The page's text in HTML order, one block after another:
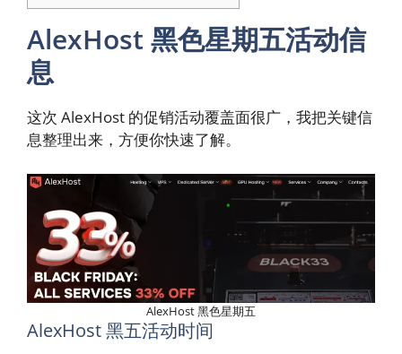
AlexHost 黑色星期五活动信
息
这次 AlexHost 的促销活动覆盖面很广，我把关键信
息整理出来，方便你快速了解。
AlexHost 黑色星期五
AlexHost 黑五活动时间